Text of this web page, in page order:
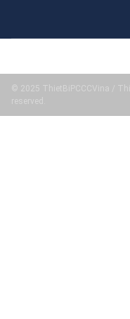
© 2025 ThietBiPCCCVina /
reserved.